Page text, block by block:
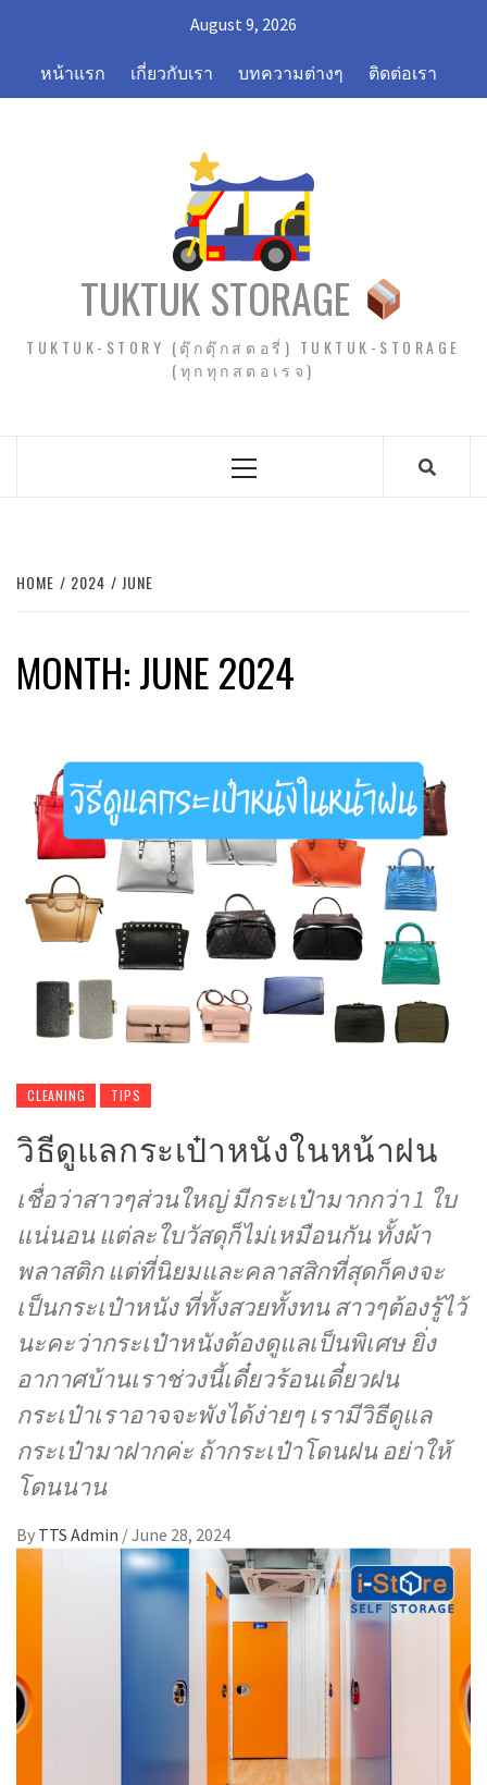
content
August 9, 2026
หน้าแรก เกี่ยวกับเรา บทความต่างๆ ติดต่อเรา
TUKTUK STORAGE
TUKTUK-STORY (ตุ๊กตุ๊กสตอรี่) TUKTUK-STORAGE
(ทุกทุกสตอเรจ)
Primary
HOME 2024 JUNE
MONTH:JUNE 2024
CLEANING TIPS
วิธีดูแลกระเป๋าหนังในหน้าฝน
เชื่อว่าสาวๆส่วนใหญ่ มีกระเป๋ามากกว่า 1 ใบ
แน่นอน แต่ละใบวัสดุก็ไม่เหมือนกัน ทั้งผ้า
พลาสติก แต่ที่นิยมและคลาสสิกที่สุดก็คงจะ
เป็นกระเป๋าหนัง ที่ทั้งสวยทั้งทน สาวๆต้องรู้ไว้
นะคะว่ากระเป๋าหนังต้องดูแลเป็นพิเศษ ยิ่ง
อากาศบ้านเราช่วงนี้เดี๋ยวร้อนเดี๋ยวฝน
กระเป๋าเราอาจจะพังได้ง่ายๆ เรามีวิธีดูแล
กระเป๋ามาฝากค่ะ ถ้ากระเป๋าโดนฝน อย่าให้
โดนนาน
By TTS Admin /June 28, 2024